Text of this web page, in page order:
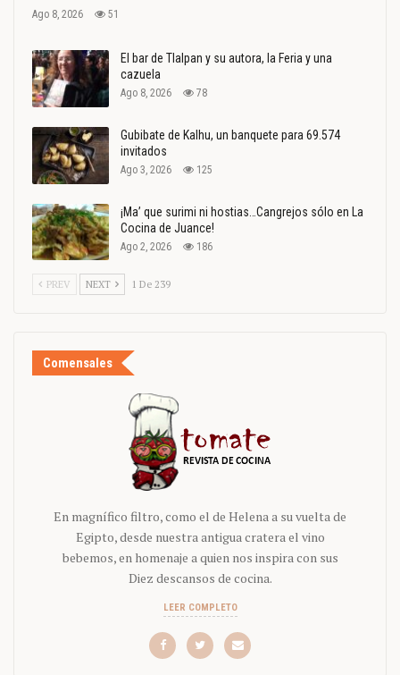
Ago 8, 2026 51
El bar de Tlalpan y su autora, la Feria y una
cazuela
Ago 8, 2026 78
Gubibate de Kalhu, un banquete para 69.574
invitados
Ago 3, 2026 125
¡Ma’ que surimi ni hostias…Cangrejos sólo en La
Cocina de Juance!
Ago 2, 2026 186
PREV NEXT 1 De 239
Comensales
En magnífico filtro, como el de Helena a su vuelta de
Egipto, desde nuestra antigua cratera el vino
bebemos, en homenaje a quien nos inspira con sus
Diez descansos de cocina.
LEER COMPLETO